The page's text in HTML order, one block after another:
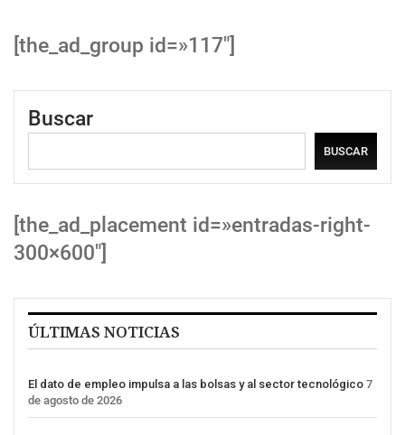
[the_ad_group id=»117″]
Buscar
BUSCAR
[the_ad_placement id=»entradas-right-
300×600″]
ÚLTIMAS NOTICIAS
El dato de empleo impulsa a las bolsas y al sector tecnológico 7
de agosto de 2026